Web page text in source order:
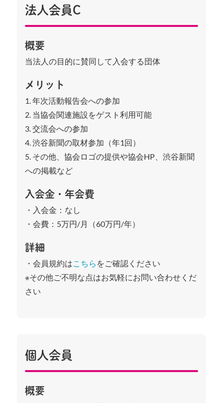
法人会員C
概要
当法人の目的に賛同して入会する団体
メリット
1. 年次活動報告会への参加
2. 当協会関連施設をゲスト利用可能
3. 交流会への参加
4. 渋谷新聞の取材参加（年1回）
5. その他、協会ロゴの提供や協会HP、渋谷新聞
への掲載など
入会金・年会費
・入会金：なし
・会費：5万円/月（60万円/年）
詳細
・会員規約はこちら をご確認ください
※その他ご不明な点はお気軽にお問い合わせくだ
さい
個人会員
概要